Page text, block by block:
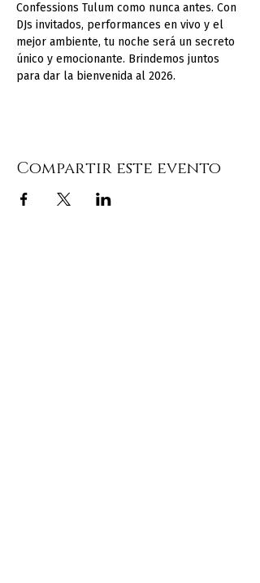
Confessions Tulum como nunca antes. Con
DJs invitados, performances en vivo y el
mejor ambiente, tu noche será un secreto
único y emocionante. Brindemos juntos
para dar la bienvenida al 2026.
Compartir este evento